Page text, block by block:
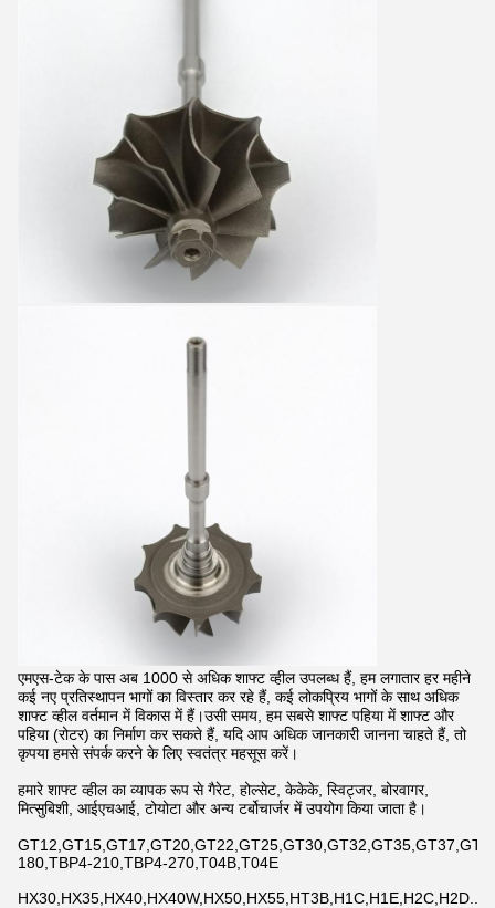
एमएस-टेक के पास अब 1000 से अधिक शाफ्ट व्हील उपलब्ध हैं, हम लगातार हर महीने
कई नए प्रतिस्थापन भागों का विस्तार कर रहे हैं, कई लोकप्रिय भागों के साथ अधिक
शाफ्ट व्हील वर्तमान में विकास में हैं।उसी समय, हम सबसे शाफ्ट पहिया में शाफ्ट और
पहिया (रोटर) का निर्माण कर सकते हैं, यदि आप अधिक जानकारी जानना चाहते हैं, तो
कृपया हमसे संपर्क करने के लिए स्वतंत्र महसूस करें।
हमारे शाफ्ट व्हील का व्यापक रूप से गैरेट, होल्सेट, केकेके, स्विट्जर, बोरवागर,
मित्सुबिशी, आईएचआई, टोयोटा और अन्य टर्बोचार्जर में उपयोग किया जाता है।
180,TBP4-210,TBP4-270,T04B,T04E
HX30,HX35,HX40,HX40W,HX50,HX55,HT3B,H1C,H1E,H2C,H2D...